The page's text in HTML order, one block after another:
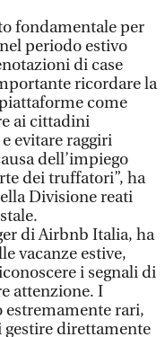
fondamentale per
periodo estivo
di case
ricordare la
come
ai cittadini
evitare raggiri
dell’impiego
dei truffatori”, ha
Divisione reati
di Airbnb Italia, ha
vacanze estive,
i segnali di
attenzione. I
rari,
gestire direttamente